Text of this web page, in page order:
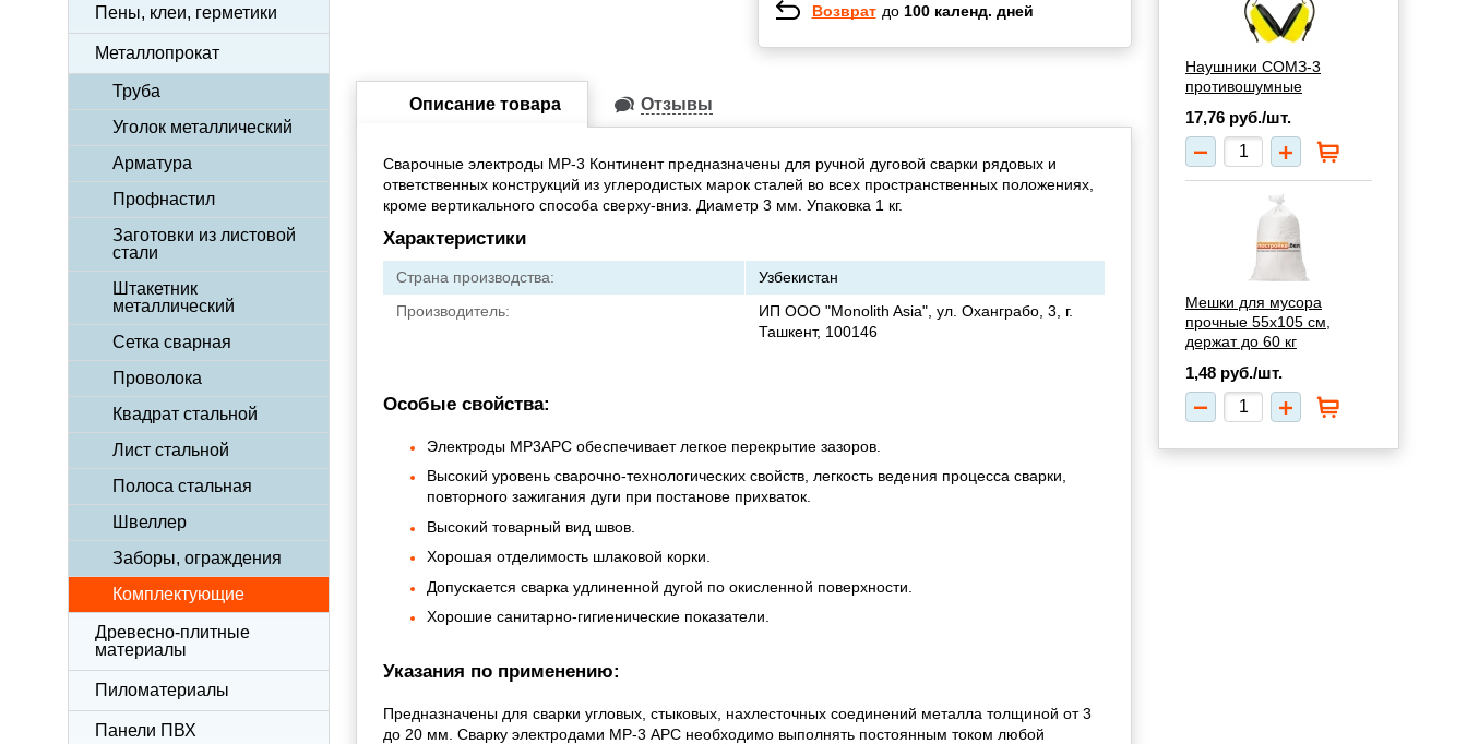
Пены, клеи, герметики
Металлопрокат
Труба
Уголок металлический
Арматура
Профнастил
Заготовки из листовой
стали
Штакетник
металлический
Сетка сварная
Проволока
Квадрат стальной
Лист стальной
Полоса стальная
Швеллер
Заборы, ограждения
Комплектующие
Древесно-плитные
материалы
Пиломатериалы
Панели ПВХ
Возврат до 100 календ. дней
Описание товара Отзывы
Сварочные электроды МР-3 Континент предназначены для ручной дуговой сварки рядовых и
ответственных конструкций из углеродистых марок сталей во всех пространственных положениях,
кроме вертикального способа сверху-вниз. Диаметр 3 мм. Упаковка 1 кг.
Характеристики
Страна производства:
Узбекистан
Производитель:
ИП ООО "Monolith Asia", ул. Оханграбо, 3, г.
Ташкент, 100146
Особые свойства:
Электроды МР3АРС обеспечивает легкое перекрытие зазоров.
Высокий уровень сварочно-технологических свойств, легкость ведения процесса сварки,
повторного зажигания дуги при постанове прихваток.
Высокий товарный вид швов.
Хорошая отделимость шлаковой корки.
Допускается сварка удлиненной дугой по окисленной поверхности.
Хорошие санитарно-гигиенические показатели.
Указания по применению:
Предназначены для сварки угловых, стыковых, нахлесточных соединений металла толщиной от 3
до 20 мм. Сварку электродами МР-3 АРС необходимо выполнять постоянным током любой
Наушники СОМЗ-3
противошумные
17,76 руб./шт.
Мешки для мусора
прочные 55х105 см,
держат до 60 кг
1,48 руб./шт.